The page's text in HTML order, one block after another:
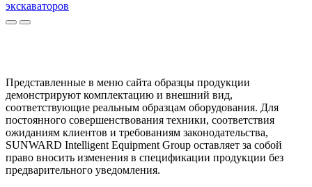
экскаваторов
Представленные в меню сайта образцы продукции
демонстрируют комплектацию и внешний вид,
соответствующие реальным образцам оборудования. Для
постоянного совершенствования техники, соответствия
ожиданиям клиентов и требованиям законодательства,
SUNWARD Intelligent Equipment Group оставляет за собой
право вносить изменения в спецификации продукции без
предварительного уведомления.